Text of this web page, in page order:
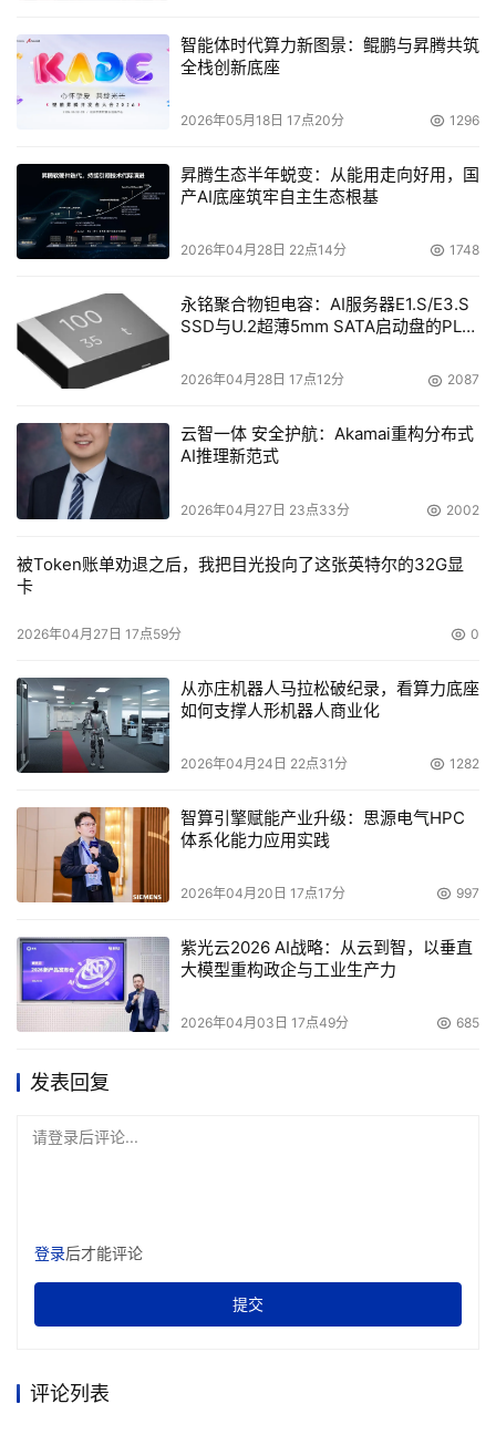
合格的管理者。如今，老上级出马坐镇中军宝帐，让他这个
先锋放手一搏，使他在心里有底的同时，感受更为强烈是面
对激烈挑战所唤起的使命感和英雄主义气概。
郝杰把自己要干的事看得很神圣，认为自己是在创造历
史。他清楚地知道他所从事的是一件特殊的使命，是在打一
场标准之战。通过这场标准之战，中国有可能诞生自主的技
术标准。在当时，中国的标准基本上是等同等效使用国际标
家虽然也发布过个别标准，如超级VCD，但因为没有自主知
识产权在背后支撑，结果还是在被别人牵着鼻子走。如果在
EVD研发方面能够实现技术的突破，并形成技术规范，那将
中国的影碟机产业夺得市场制高点，从而在未来的发展中，
一改备受欺凌的被动局面。
对个人来说，郝杰毫不怀疑这是一次提升自我的机会。
迎接并战胜这一挑战，将使他的青春和生命绽放出异彩，将
把他的人生推向新的巅峰。不过，即使是失败了，郝杰也无
有他自己的人生哲学，他追求的是“生如闪电之耀亮，死如
彗星之迅呼”，这个声称从来没打算活过四十岁的人，要率
领数十个技术人员和几千万资金去挑战跨国公司巨头联盟，
标准之战的风险之大可想而知，即便今天回头看看，他的举
动也只能用疯狂来描述，但他明知山有虎，偏向虎山行。
事实上，对于EVD标准之战的风险，郝杰不是没有做过
认真权衡。不过，郝杰认为总体上来看，还是有可能独辟蹊
战，认为这场标准之战中，己方最大的优势是有产业作基
础，当时参加联合体的企业所拥有的市场占有率占到影碟机
市场的70%，联合体确定的标准之战的战略可以说基本上代
司的出现也正是这种共同利益驱动的结果，这表明只要阜国
破，产业化方面是有着雄厚的基础的。有了这个基础，也就
益集团都不保护，标准不能成为行业利益的代言人，这个标
准就没有生命力。只有市场上有了大量按照某个标准生产出
来的产品，这个标准才算站住脚了。信息产业部科技司陈小
合，标准编制要充分和产品的产业化相结合，不作没有自主
智能体时代算力新图景：鲲鹏与昇腾共筑
全栈创新底座
2026年05月18日 17点20分 1296
昇腾生态半年蜕变：从能用走向好用，国
产AI底座筑牢自主生态根基
2026年04月28日 22点14分 1748
永铭聚合物钽电容：AI服务器E1.S/E3.S
SSD与U.2超薄5mm SATA启动盘的PLP
2026年04月28日 17点12分 2087
云智一体 安全护航：Akamai重构分布式
AI推理新范式
2026年04月27日 23点33分 2002
被Token账单劝退之后，我把目光投向了这张英特尔的32G显
卡
2026年04月27日 17点59分 0
从亦庄机器人马拉松破纪录，看算力底座
如何支撑人形机器人商业化
2026年04月24日 22点31分 1282
智算引擎赋能产业升级：思源电气HPC
体系化能力应用实践
2026年04月20日 17点17分 997
紫光云2026 AI战略：从云到智，以垂直
大模型重构政企与工业生产力
2026年04月03日 17点49分 685
发表回复
请登录后评论...
登录后才能评论
提交
评论列表